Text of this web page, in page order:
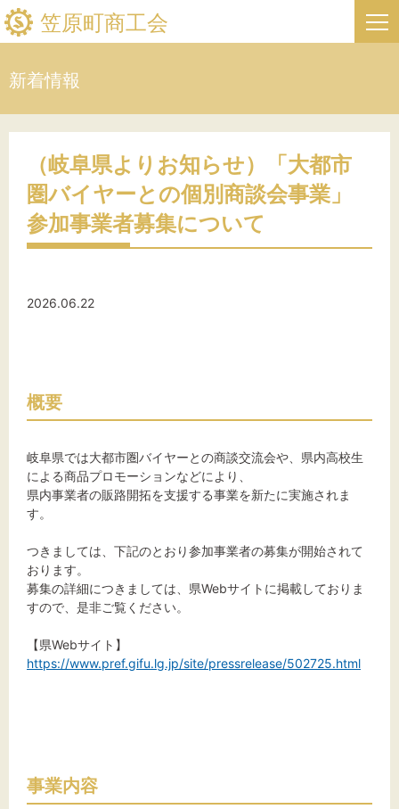
笠原町商工会
事業者・創業者の方へ
関係機関の方へ
文字サイズ
背景色
黒
新着情報
（岐阜県よりお知らせ）「大都市
圏バイヤーとの個別商談会事業」
参加事業者募集について
2026.06.22
概要
岐阜県では大都市圏バイヤーとの商談交流会や、県内高校生
による商品プロモーションなどにより、
県内事業者の販路開拓を支援する事業を新たに実施されま
す。
つきましては、下記のとおり参加事業者の募集が開始されて
おります。
募集の詳細につきましては、県Webサイトに掲載しておりま
すので、是非ご覧ください。
【県Webサイト】
https://www.pref.gifu.lg.jp/site/pressrelease/502725.html
事業内容